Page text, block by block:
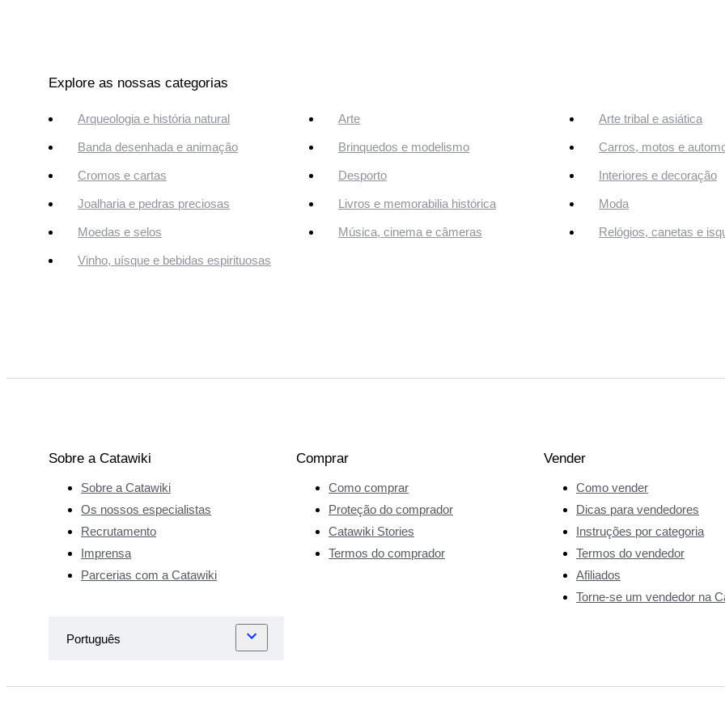
Explore as nossas categorias
Arqueologia e história natural Arte Arte tribal e asiática
Banda desenhada e animação Brinquedos e modelismo Carros, motos e
Cromos e cartas Desporto Interiores e decoração
Joalharia e pedras preciosas Livros e memorabilia histórica Moda
Moedas e selos Música, cinema e câmeras Relógios, canetas e
Vinho, uísque e bebidas espirituosas
Sobre a Catawiki
Sobre a Catawiki
Os nossos especialistas
Recrutamento
Imprensa
Parcerias com a Catawiki
Comprar
Como comprar
Proteção do comprador
Catawiki Stories
Termos do comprador
Vender
Como vender
Dicas para vendedores
Instruções por categoria
Termos do vendedor
Afiliados
Torne-se um vendedor na